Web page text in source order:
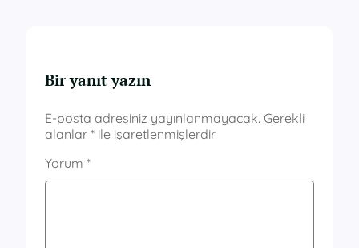
Bir yanıt yazın
E-posta adresiniz yayınlanmayacak. Gerekli
alanlar * ile işaretlenmişlerdir
Yorum *